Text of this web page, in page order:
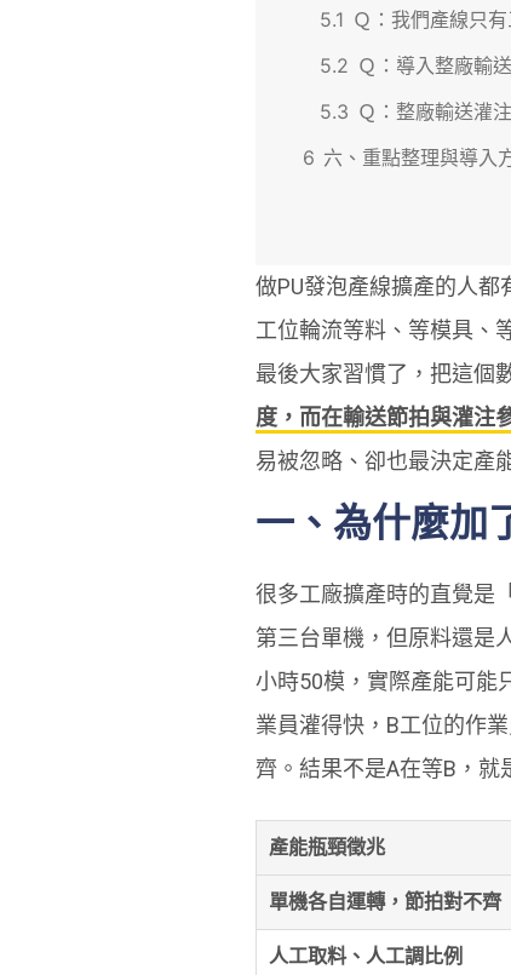
5.1 Ｑ：我們產線只
5.2 Ｑ：導入整廠輸
5.3 Ｑ：整廠輸送灌
6 六、重點整理與導入
做PU發泡產線擴產的人
工位輪流等料、等模具、
最後大家習慣了，把這個
度，而在輸送節拍與灌注
易被忽略、卻也最決定產
一、為什麼加
很多工廠擴產時的直覺是
第三台單機，但原料還是
小時50模，實際產能可能
業員灌得快，B工位的作
齊。結果不是A在等B，就
產能瓶頸徵兆
單機各自運轉，節拍對不齊
人工取料、人工調比例